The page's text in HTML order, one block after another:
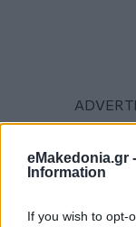
eMakedonia.gr -
Information
If you wish to opt-